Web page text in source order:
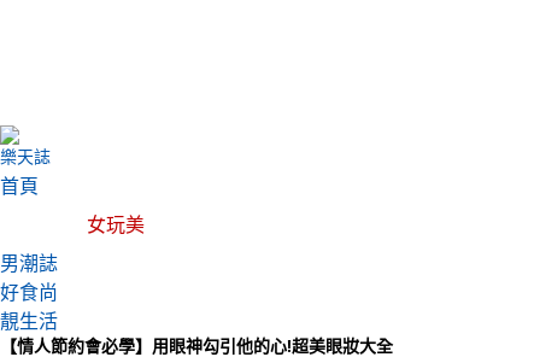
樂天誌
首頁
女玩美
男潮誌
好食尚
靚生活
【情人節約會必學】用眼神勾引他的心!超美眼妝大全